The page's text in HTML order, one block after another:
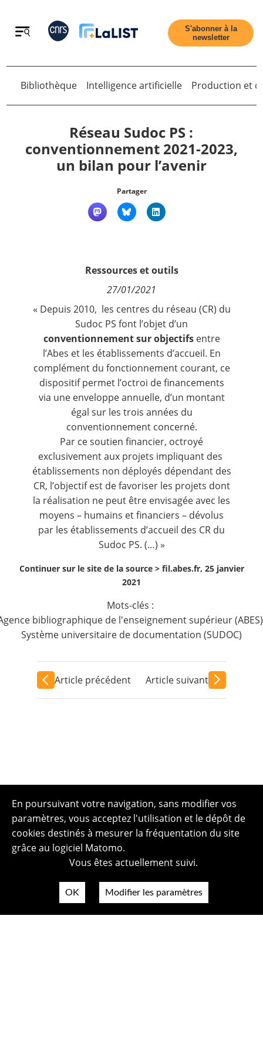
Retour
Nous suivre
S'abonner à la
newsletter
Retour
Bibliothèque Intelligence artificielle Production et
Réseau Sudoc PS :
conventionnement 2021-2023,
un bilan pour l’avenir
Partager
Ressources et outils
27/01/2021
« Depuis 2010, les centres du réseau (CR) du
Sudoc PS font l’objet d’un
conventionnement sur objectifsentre
l’Abes et les établissements d’accueil. En
complément du fonctionnement courant, ce
dispositif permet l’octroi de financements
via une enveloppe annuelle, d’un montant
égal sur les trois années du
conventionnement concerné.
Par ce soutien financier, octroyé
exclusivement aux projets impliquant des
établissements non déployés dépendant des
CR, l’objectif est de favoriser les projets dont
la réalisation ne peut être envisagée avec les
moyens – humains et financiers – dévolus
par les établissements d’accueil des CR du
Sudoc PS. (…) »
Continuer sur le site de la source > fil.abes.fr, 25 janvier
2021
Mots-clés :
bibliographique de l'enseignement supérieur (ABES)
Système universitaire de documentation (SUDOC)
Article précédent Article suivant
En poursuivant votre navigation, sans modifier vos
paramètres, vous acceptez l'utilisation et le dépôt de
cookies destinés à mesurer la fréquentation du site
grâce au logiciel Matomo.
Vous êtes actuellement suivi.
OK Modifier les paramètres